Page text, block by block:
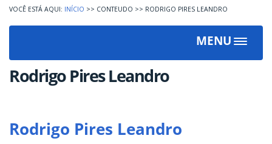
INÍCIO >> CONTEUDO >> RODRIGO PIRES LEANDRO
MENU
Toggle
Rodrigo Pires Leandro
Rodrigo Pires Leandro